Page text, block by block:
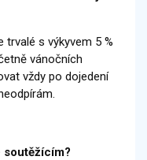
s výkyvem 5 %
vánočních
vždy po dojedení
soutěžícím?